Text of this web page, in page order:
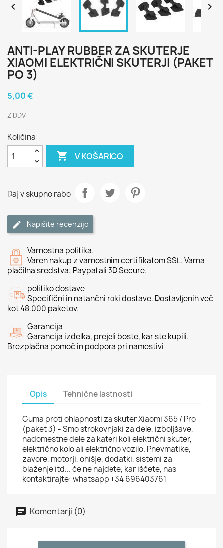
 
ANTI-PLAY RUBBER ZA SKUTERJE
XIAOMI ELEKTRIČNI SKUTERJI (PAKET
PO 3)
5,00 €
Z DDV
Količina
 V KOŠARICO
Daj v skupno rabo
Napišite recenzijo
Varnostna politika.
Varen nakup z varnostnim certifikatom SSL. Varna
plačilna sredstva: Paypal ali 3D Secure.
politiko dostave
Specifični in natančni roki dostave. Dostavljenih več
kot 48.000 paketov.
Garancija
Garancija izdelka, prejeli boste, kar ste kupili.
Brezplačna pomoč in podpora pri namestivi
Opis Tehnične lastnosti
Guma proti ohlapnosti za skuter Xiaomi 365 / Pro
(paket 3) - Smo strokovnjaki za dele, izboljšave,
nadomestne dele za kateri koli električni skuter,
električno kolo ali električno vozilo. Pnevmatike,
zavore, motorji, ohišje, dodatki, sistemi za
blaženje itd... če ne najdete, kar iščete, nas
kontaktirajte: whatsapp +34 696403761
Komentarji (0)